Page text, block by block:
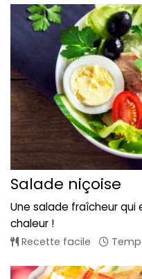
Salade niçoise
Une salade fraîcheur
chaleur !
Recette facile